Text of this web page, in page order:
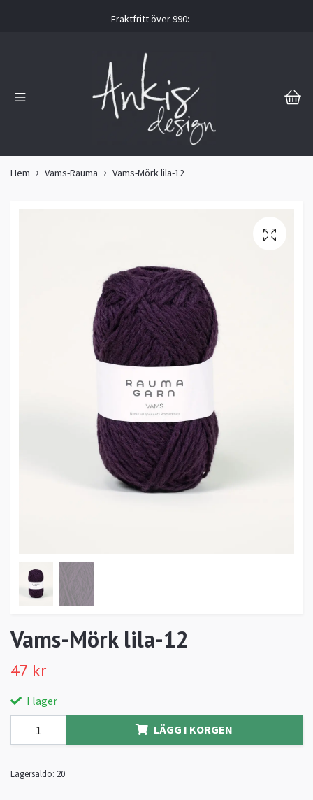
Fraktfritt över 990:-
Hem Vams-Rauma Vams-Mörk lila-12
Vams-Mörk lila-12
47 kr
I lager
LÄGG I KORGEN
Lagersaldo: 20